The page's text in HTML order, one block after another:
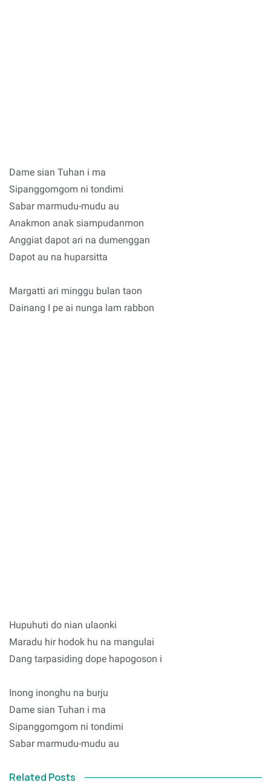
Dame sian Tuhan i ma
Sipanggomgom ni tondimi
Sabar marmudu-mudu au
Anakmon anak siampudanmon
Anggiat dapot ari na dumenggan
Dapot au na huparsitta
Margatti ari minggu bulan taon
Dainang I pe ai nunga lam rabbon
Hupuhuti do nian ulaonki
Maradu hir hodok hu na mangulai
Dang tarpasiding dope hapogoson i
Inong inonghu na burju
Dame sian Tuhan i ma
Sipanggomgom ni tondimi
Sabar marmudu-mudu au
Related Posts